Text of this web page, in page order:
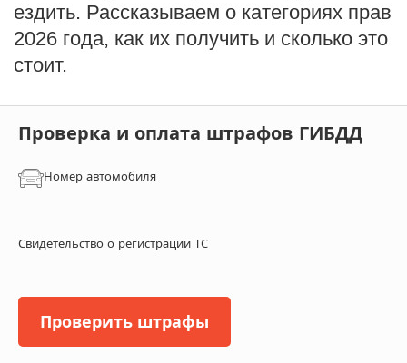
ездить. Рассказываем о категориях прав
2026 года, как их получить и сколько это
стоит.
Проверка и оплата штрафов ГИБДД
Номер автомобиля
Свидетельство о регистрации ТС
Проверить штрафы